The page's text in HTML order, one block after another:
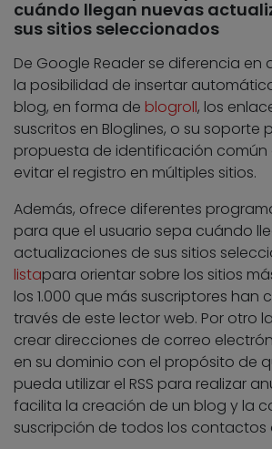
cuándo llegan nuevas
sus sitios seleccionados
De Google Reader se diferencia
la posibilidad de insertar
blog, en forma de blogroll, los
suscritos en Bloglines, o su soporte
propuesta de identificación
evitar el registro en múltiples sitios.
Además, ofrece diferentes
para que el usuario sepa cuándo
actualizaciones de sus sitios
listapara orientar sobre los sitios
los 1.000 que más suscriptores han
través de este lector web. Por otro
crear direcciones de correo
en su dominio con el propósito de
pueda utilizar el RSS para realizar
facilita la creación de un blog y la
suscripción de todos los contactos